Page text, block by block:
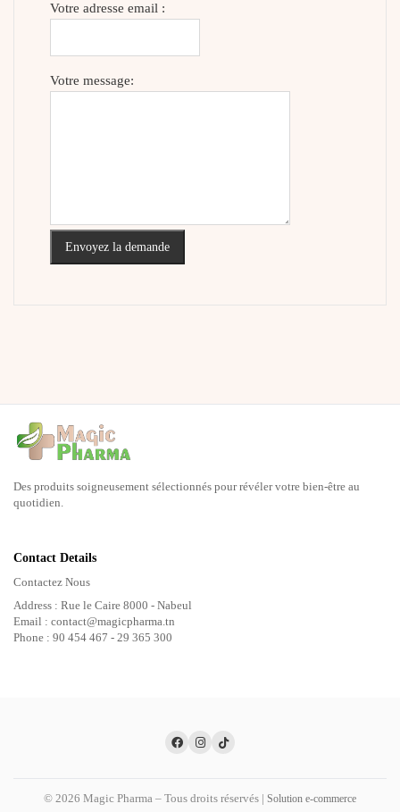
Votre adresse email :
Votre message:
Envoyez la demande
Des produits soigneusement sélectionnés pour révéler votre bien-être au
quotidien.
Contact Details
Contactez Nous
Address : Rue le Caire 8000 - Nabeul
Email : contact@magicpharma.tn
Phone : 90 454 467 - 29 365 300
© 2026 Magic Pharma – Tous droits réservés | Solution e-commerce